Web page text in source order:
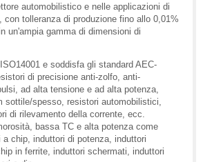
automobilistico e nelle applicazioni di
tolleranza di produzione fino allo 0,01%
un'ampia gamma di dimensioni di
e soddisfa gli standard AEC-
di precisione anti-zolfo, anti-
ad alta tensione e ad alta potenza,
sottile/spesso, resistori automobilistici,
di rilevamento della corrente, ecc.
bassa TC e alta potenza come
a chip, induttori di potenza, induttori
in ferrite, induttori schermati, induttori